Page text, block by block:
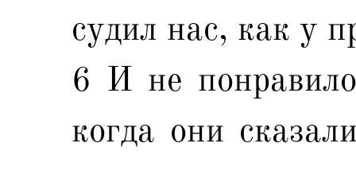
судил нас, как у
6 И не
когда они